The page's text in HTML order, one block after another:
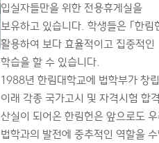
입실자들만을 위한 전용휴게실을
보유하고 있습니다. 학생들은 ｢한림
활용하여 보다 효율적이고 집중적인
학습을 할 수 있습니다.
1988년 한림대학교에 법학부가 창
이래 각종 국가고시 및 자격시험 합
산실이 되어온 한림헌은 앞으로도
법학과의 발전에 중추적인 역할을